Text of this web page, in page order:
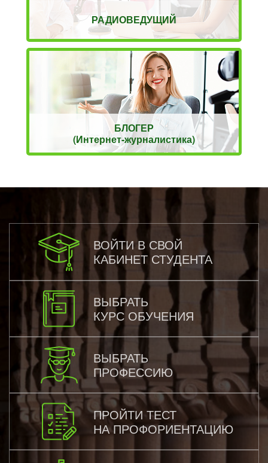
РАДИОВЕДУЩИЙ
БЛОГЕР
(Интернет-журналистика)
ВОЙТИ В СВОЙ
КАБИНЕТ СТУДЕНТА
ВЫБРАТЬ
КУРС ОБУЧЕНИЯ
ВЫБРАТЬ
ПРОФЕССИЮ
ПРОЙТИ ТЕСТ
НА ПРОФОРИЕНТАЦИЮ